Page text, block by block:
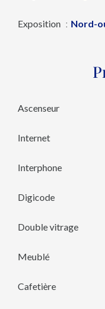
Exposition Nord-
Ascenseur
Internet
Interphone
Digicode
Double vitrage
Meublé
Cafetière